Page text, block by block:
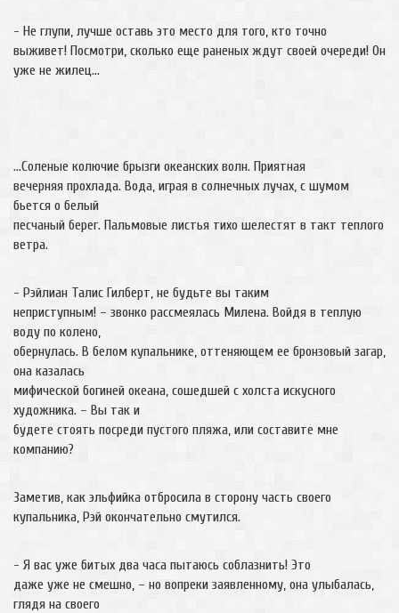
- Не глупи, лучше оставь это место для того, кто точно
выживет! Посмотри, сколько еще раненых ждут своей очереди! Он
уже не жилец…
…Соленые колючие брызги океанских волн. Приятная
вечерняя прохлада. Вода, играя в солнечных лучах, с шумом
бьется о белый
песчаный берег. Пальмовые листья тихо шелестят в такт теплого
ветра.
- Рэйлиан Талис Гилберт, не будьте вы таким
неприступным! – звонко рассмеялась Милена. Войдя в теплую
воду по колено,
обернулась. В белом купальнике, оттеняющем ее бронзовый загар,
она казалась
мифической богиней океана, сошедшей с холста искусного
художника. – Вы так и
будете стоять посреди пустого пляжа, или составите мне
компанию?
Заметив, как эльфийка отбросила в сторону часть своего
купальника, Рэй окончательно смутился.
- Я вас уже битых два часа пытаюсь соблазнить! Это
даже уже не смешно, – но вопреки заявленному, она улыбалась,
глядя на своего